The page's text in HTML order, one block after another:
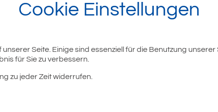
Cookie Einstellungen
Seite. Einige sind essenziell für die Benutzung
für Sie zu verbessern.
zu jeder Zeit widerrufen.